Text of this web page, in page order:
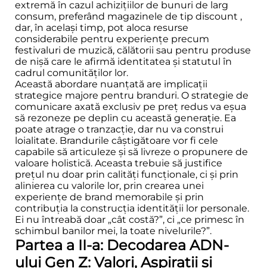
extremă în cazul achizițiilor de bunuri de larg
consum, preferând magazinele de tip discount ,
dar, în același timp, pot aloca resurse
considerabile pentru experiențe precum
festivaluri de muzică, călătorii sau pentru produse
de nișă care le afirmă identitatea și statutul în
cadrul comunităților lor.
Această abordare nuanțată are implicații
strategice majore pentru branduri. O strategie de
comunicare axată exclusiv pe preț redus va eșua
să rezoneze pe deplin cu această generație. Ea
poate atrage o tranzacție, dar nu va construi
loialitate. Brandurile câștigătoare vor fi cele
capabile să articuleze și să livreze o propunere de
valoare holistică. Aceasta trebuie să justifice
prețul nu doar prin calități funcționale, ci și prin
alinierea cu valorile lor, prin crearea unei
experiențe de brand memorabile și prin
contribuția la construcția identității lor personale.
Ei nu întreabă doar „cât costă?”, ci „ce primesc în
schimbul banilor mei, la toate nivelurile?”.
Partea a II-a: Decodarea ADN-
ului Gen Z: Valori, Aspirații și